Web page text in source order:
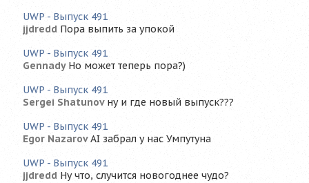
UWP - Выпуск 491
jjdredd Пора выпить за упокой
UWP - Выпуск 491
Gennady Но может теперь пора?)
UWP - Выпуск 491
Sergei Shatunov ну и где новый выпуск???
UWP - Выпуск 491
Egor Nazarov AI забрал у нас Умпутуна
UWP - Выпуск 491
jjdredd Ну что, случится новогоднее чудо?